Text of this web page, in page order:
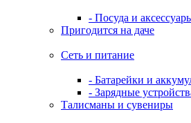
- Посуда и
Пригодится на даче
Сеть и питание
- Батарейки и
- Зарядные
Талисманы и сувениры